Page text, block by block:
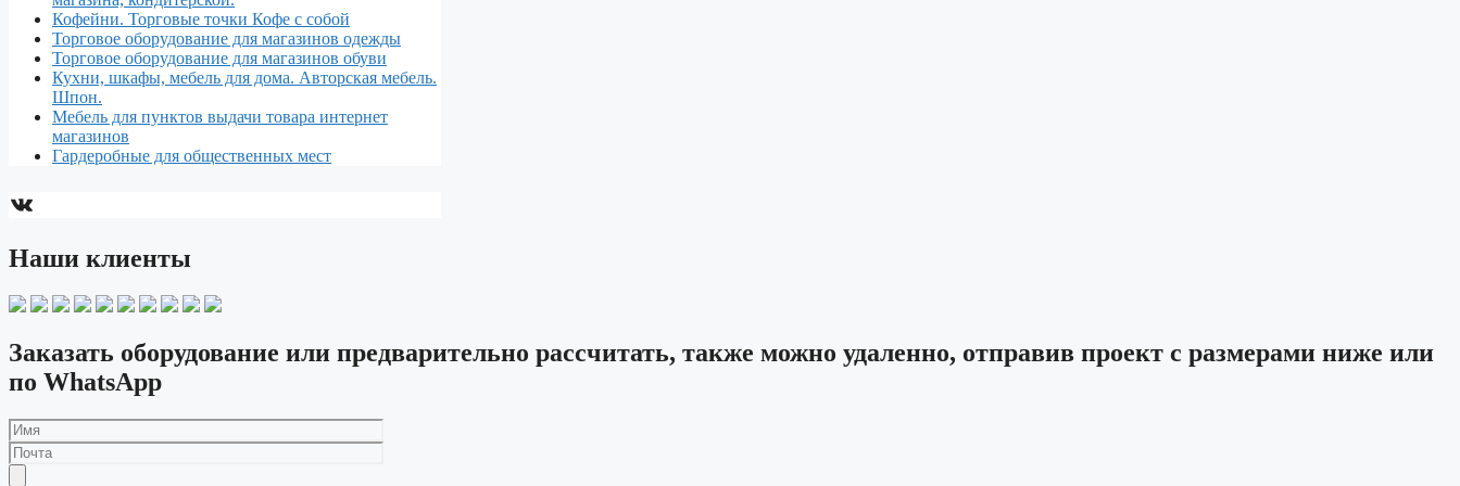
Кофейни. Торговые точки Кофе с собой
Торговое оборудование для магазинов одежды
Торговое оборудование для магазинов обуви
Кухни, шкафы, мебель для дома. Авторская мебель.
Шпон.
Мебель для пунктов выдачи товара интернет
магазинов
Гардеробные для общественных мест
ВКонтакте
Наши клиенты
Заказать оборудование или предварительно рассчитать, также можно удаленно, отправив проект с размерами ниже или
по WhatsApp